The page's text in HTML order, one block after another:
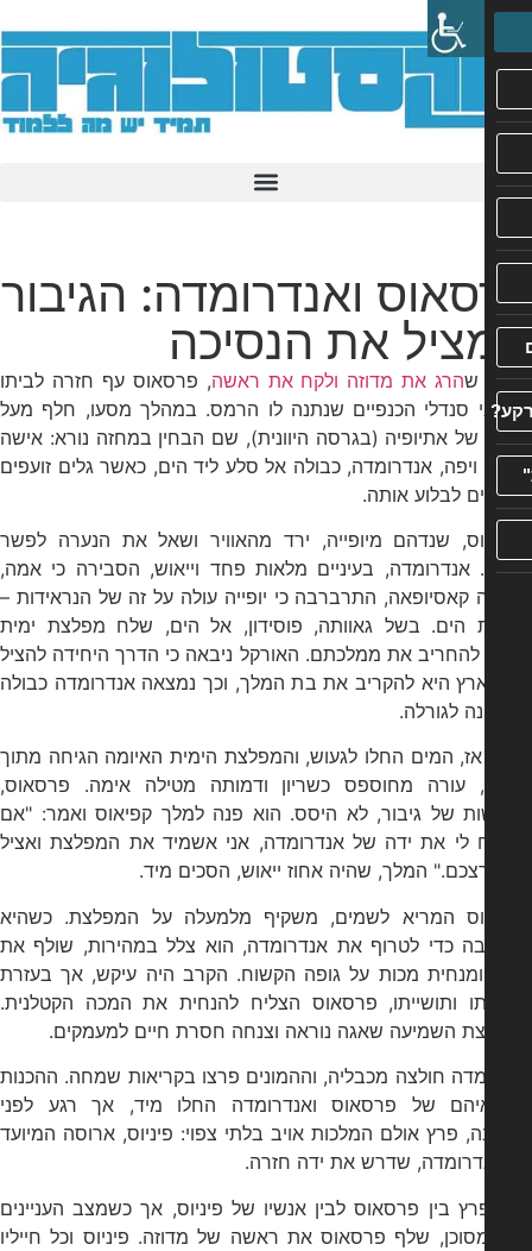
ואנדרומדה: הגיבור
את הנסיכה
שהרג את מדוזה ולקח את ראשה, פרסאוס עף חזרה לביתו
סנדלי הכנפיים שנתנה לו הרמס. במהלך מסעו, חלף מעל
של אתיופיה (בגרסה היוונית), שם הבחין במחזה נורא: אישה
ויפה, אנדרומדה, כבולה אל סלע ליד הים, כאשר גלים זועפים
לבלוע אותה.
שנדהם מיופייה, ירד מהאוויר ושאל את הנערה לפשר
אנדרומדה, בעיניים מלאות פחד וייאוש, הסבירה כי אמה,
קאסיופאה, התרברבה כי יופייה עולה על זה של הנראידות –
הים. בשל גאוותה, פוסידון, אל הים, שלח מפלצת ימית
להחריב את ממלכתם. האורקל ניבאה כי הדרך היחידה להציל
היא להקריב את בת המלך, וכך נמצאה אנדרומדה כבולה
לגורלה.
אז, המים החלו לגעוש, והמפלצת הימית האיומה הגיחה מתוך
עורה מחוספס כשריון ודמותה מטילה אימה. פרסאוס,
של גיבור, לא היסס. הוא פנה למלך קפיאוס ואמר: "אם
לי את ידה של אנדרומדה, אני אשמיד את המפלצת ואציל
המלך, שהיה אחוז ייאוש, הסכים מיד.
המריא לשמים, משקיף מלמעלה על המפלצת. כשהיא
כדי לטרוף את אנדרומדה, הוא צלל במהירות, שולף את
מכות על גופה הקשוח. הקרב היה עיקש, אך בעזרת
ותושייתו, פרסאוס הצליח להנחית את המכה הקטלנית.
השמיעה שאגה נוראה וצנחה חסרת חיים למעמקים.
חולצה מכבליה, וההמונים פרצו בקריאות שמחה. ההכנות
של פרסאוס ואנדרומדה החלו מיד, אך רגע לפני
פרץ אולם המלכות אויב בלתי צפוי: פיניוס, ארוסה המיועד
שדרש את ידה חזרה.
בין פרסאוס לבין אנשיו של פיניוס, אך כשמצב העניינים
שלף פרסאוס את ראשה של מדוזה. פיניוס וכל חייליו